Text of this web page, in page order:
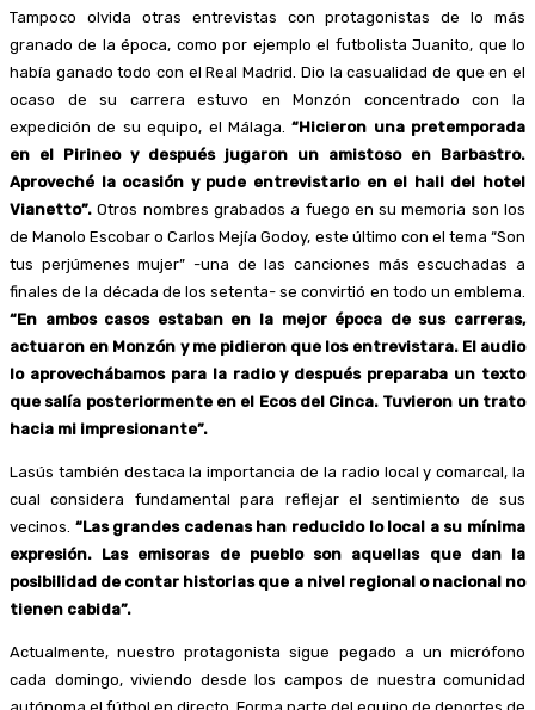
Tampoco olvida otras entrevistas con protagonistas de lo más
granado de la época, como por ejemplo el futbolista Juanito, que lo
había ganado todo con el Real Madrid. Dio la casualidad de que en el
ocaso de su carrera estuvo en Monzón concentrado con la
expedición de su equipo, el Málaga.“Hicieron una pretemporada
en el Pirineo y después jugaron un amistoso en Barbastro.
Aproveché la ocasión y pude entrevistarlo en el hall del hotel
Vianetto”. Otros nombres grabados a fuego en su memoria son los
de Manolo Escobar o Carlos Mejía Godoy, este último con el tema “Son
tus perjúmenes mujer” -una de las canciones más escuchadas a
finales de la década de los setenta- se convirtió en todo un emblema.
“En ambos casos estaban en la mejor época de sus carreras,
actuaron en Monzón y me pidieron que los entrevistara. El audio
lo aprovechábamos para la radio y después preparaba un texto
que salía posteriormente en el Ecos del Cinca. Tuvieron un trato
hacia mi impresionante”.
Lasús también destaca la importancia de la radio local y comarcal, la
cual considera fundamental para reflejar el sentimiento de sus
vecinos. “Las grandes cadenas han reducido lo local a su mínima
expresión. Las emisoras de pueblo son aquellas que dan la
posibilidad de contar historias que a nivel regional o nacional no
tienen cabida”.
Actualmente, nuestro protagonista sigue pegado a un micrófono
cada domingo, viviendo desde los campos de nuestra comunidad